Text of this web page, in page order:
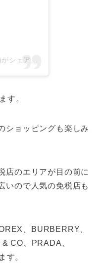
す。
ショッピングも楽しみ
店のエリアが目の前に
いので人気の免税店も
、BURBERRY、
CO、PRADA、
す。